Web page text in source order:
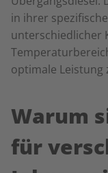
in ihrer
unterschiedlicher
optimale Leistung
Warum
für